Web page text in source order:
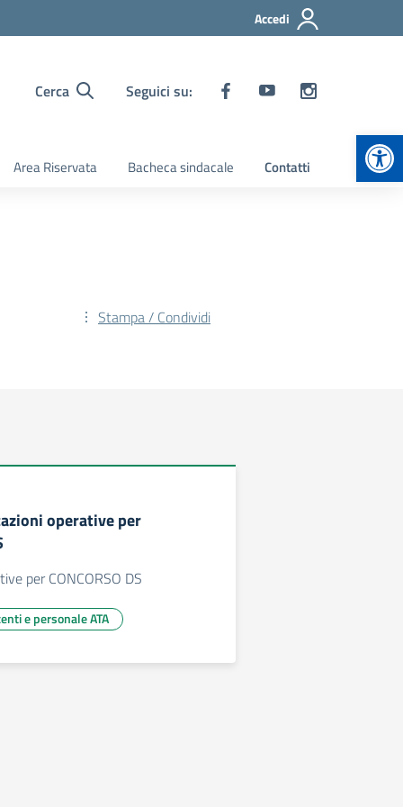
Accedi
Cerca Seguici su:
Area Riservata Bacheca sindacale Contatti
Stampa / Condividi
operative per
per CONCORSO DS
e personale ATA